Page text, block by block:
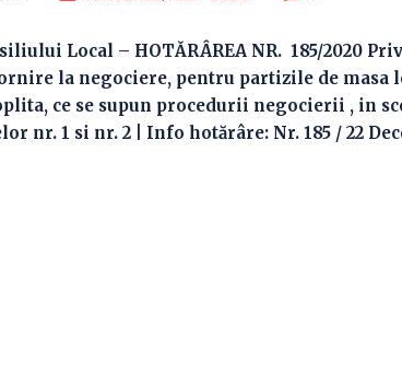
Local – HOTǍRÂREA NR. 185/2020
la negociere, pentru partizile de masa
ce se supun procedurii negocierii , in
nr. 1 si nr. 2 | Info hotărâre: Nr. 185 / 22